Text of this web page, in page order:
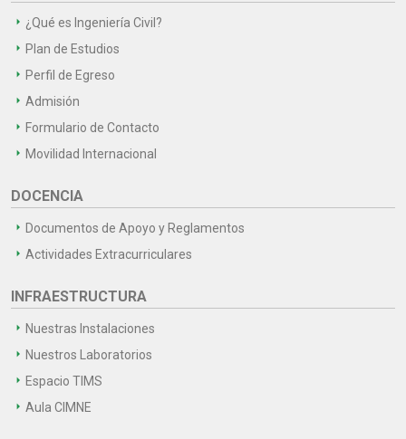
¿Qué es Ingeniería Civil?
Plan de Estudios
Perfil de Egreso
Admisión
Formulario de Contacto
Movilidad Internacional
DOCENCIA
Documentos de Apoyo y Reglamentos
Actividades Extracurriculares
INFRAESTRUCTURA
Nuestras Instalaciones
Nuestros Laboratorios
Espacio TIMS
Aula CIMNE